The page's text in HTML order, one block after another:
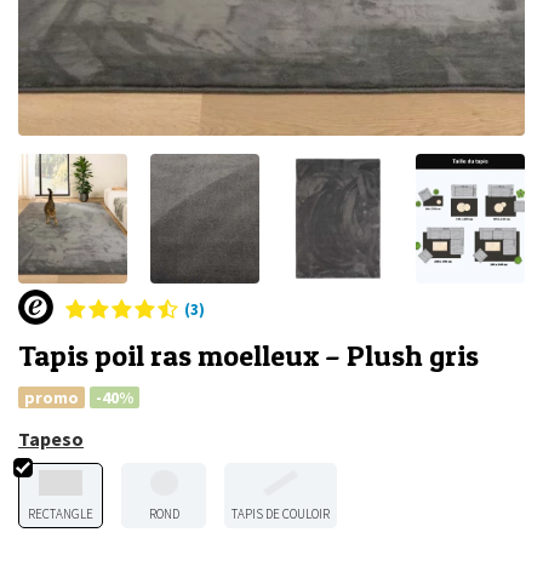
(3)
Tapis poil ras moelleux – Plush gris
promo -40%
Tapeso
RECTANGLE ROND TAPIS DE COULOIR